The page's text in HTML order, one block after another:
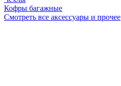
Кофры багажные
Смотреть все аксессуары и прочее